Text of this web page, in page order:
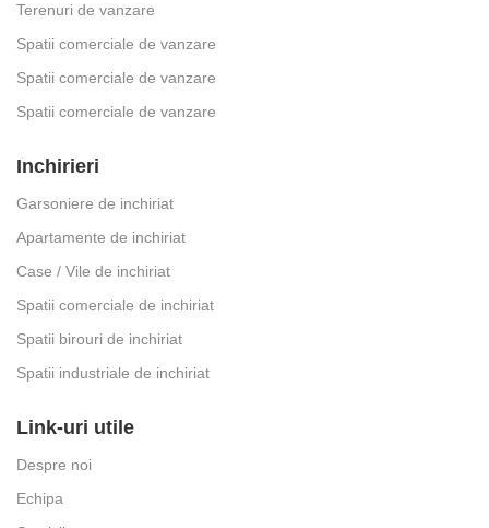
Terenuri de vanzare
Spatii comerciale de vanzare
Spatii comerciale de vanzare
Spatii comerciale de vanzare
Inchirieri
Garsoniere de inchiriat
Apartamente de inchiriat
Case / Vile de inchiriat
Spatii comerciale de inchiriat
Spatii birouri de inchiriat
Spatii industriale de inchiriat
Link-uri utile
Despre noi
Echipa